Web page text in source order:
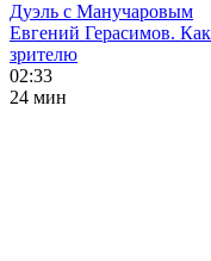
Дуэль с Манучаровым
Евгений Герасимов.
зрителю
02:33
24 мин